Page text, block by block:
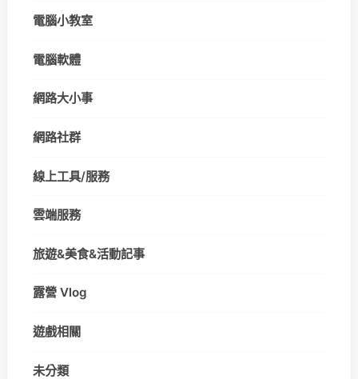
電腦小教室
電腦軟體
網路大小事
網路社群
線上工具/服務
雲端服務
旅遊&美食&活動記事
露營 Vlog
遊戲相關
未分類